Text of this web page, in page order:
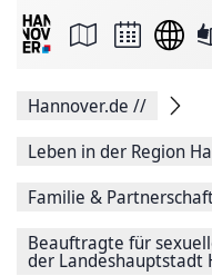
Seite
Facebook
teilen
Seitenlink
Seite
Drucken
Hannover.de //
Leben in der Region
Familie &
Beauftragte für
der Landeshauptstadt